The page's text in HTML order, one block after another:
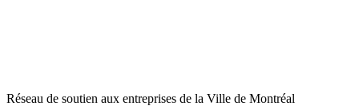
Réseau de soutien aux entreprises de la Ville de Montréal